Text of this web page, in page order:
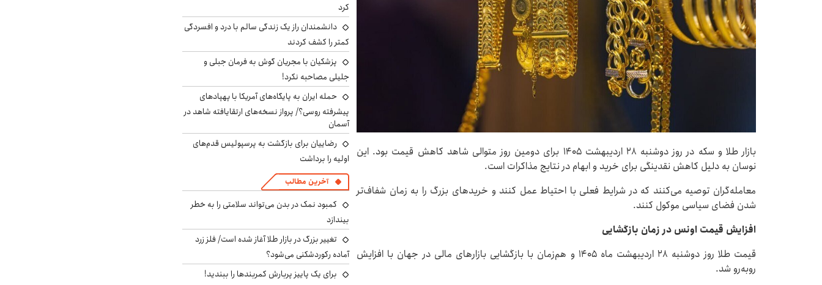
بازار طلا و سکه در روز دوشنبه ۲۸ اردیبهشت ۱۴۰۵ برای دومین روز متوالی شاهد کاهش قیمت بود. این
نوسان به دلیل کاهش نقدینگی برای خرید و ابهام در نتایج مذاکرات است.
معامله‌گران توصیه می‌کنند که در شرایط فعلی با احتیاط عمل کنند و خریدهای بزرگ را به زمان شفاف‌تر
شدن فضای سیاسی موکول کنند.
افزایش قیمت اونس در زمان بازگشایی
قیمت طلا روز دوشنبه ۲۸ اردیبهشت ماه ۱۴۰۵ و هم‌زمان با بازگشایی بازارهای مالی در جهان با افزایش
روبه‌رو شد.
کرد
دانشمندان راز یک زندگی سالم با درد و افسردگی
کمتر را کشف کردند
پزشکیان با مجریان گوش به فرمان جبلی و
جلیلی مصاحبه نکرد!
حمله ایران به پایگاه‌های آمریکا با پهپادهای
پیشرفته روسی؟/ پرواز نسخه‌های ارتقایافته شاهد در
آسمان
رضاییان برای بازگشت به پرسپولیس قدم‌های
اولیه را برداشت
آخرین مطالب
کمبود نمک در بدن می‌تواند سلامتی را به خطر
بیندازد
تغییر بزرگ در بازار طلا آغاز شده است/ فلز زرد
آماده رکوردشکنی می‌شود؟
برای یک پاییز پربارش کمربندها را ببندید!